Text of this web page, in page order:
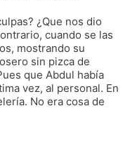
¿Que nos dio
cuando se las
mostrando su
sin pizca de
que Abdul había
vez, al personal. En
No era cosa de